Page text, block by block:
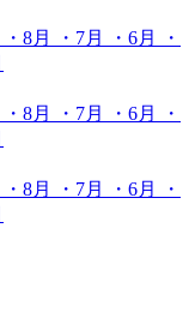
・8月 ・7月 ・6月
・
・8月 ・7月 ・6月
・
・8月 ・7月 ・6月
・